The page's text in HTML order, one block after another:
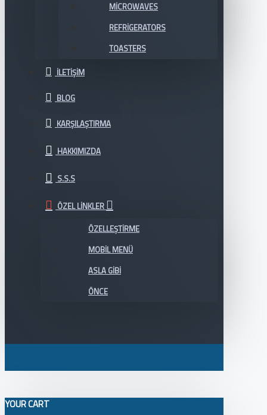
MICROWAVES
REFRIGERATORS
TOASTERS
İLETIŞIM
BLOG
KARŞILAŞTIRMA
HAKKIMIZDA
S.S.S
ÖZEL LINKLER
ÖZELLEŞTIRME
MOBIL MENÜ
ASLA GIBI
ÖNCE
YOUR CART